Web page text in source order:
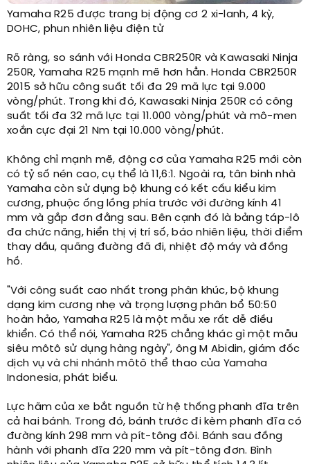
Yamaha R25 được trang bị động cơ 2 xi-lanh, 4 kỳ,
DOHC, phun nhiên liệu điện tử​
Rõ ràng, so sánh với Honda CBR250R và Kawasaki Ninja
250R, Yamaha R25 mạnh mẽ hơn hẳn. Honda CBR250R
2015 sở hữu công suất tối đa 29 mã lực tại 9.000
vòng/phút. Trong khi đó, Kawasaki Ninja 250R có công
suất tối đa 32 mã lực tại 11.000 vòng/phút và mô-men
xoắn cực đại 21 Nm tại 10.000 vòng/phút.
Không chỉ mạnh mẽ, động cơ của Yamaha R25 mới còn
có tỷ số nén cao, cụ thể là 11,6:1. Ngoài ra, tân binh nhà
Yamaha còn sử dụng bộ khung có kết cấu kiểu kim
cương, phuộc ống lồng phía trước với đường kính 41
mm và gắp đơn đằng sau. Bên cạnh đó là bảng táp-lô
đa chức năng, hiển thị vị trí số, báo nhiên liệu, thời điểm
thay dầu, quãng đường đã đi, nhiệt độ máy và đồng
hồ.
"Với công suất cao nhất trong phân khúc, bộ khung
dạng kim cương nhẹ và trọng lượng phân bổ 50:50
hoàn hảo, Yamaha R25 là một mẫu xe rất dễ điều
khiển. Có thể nói, Yamaha R25 chẳng khác gì một mẫu
siêu môtô sử dụng hàng ngày", ông M Abidin, giám đốc
dịch vụ và chi nhánh môtô thể thao của Yamaha
Indonesia, phát biểu.
Lực hãm của xe bắt nguồn từ hệ thống phanh đĩa trên
cả hai bánh. Trong đó, bánh trước đi kèm phanh đĩa có
đường kính 298 mm và pít-tông đôi. Bánh sau đồng
hành với phanh đĩa 220 mm và pít-tông đơn. Bình